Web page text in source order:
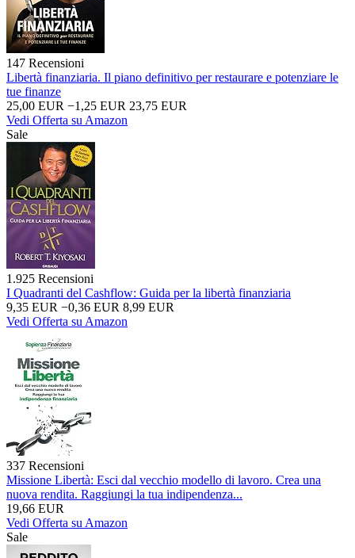
147 Recensioni
Libertà finanziaria. Il piano definitivo per restaurare e potenziare le
tue finanze
25,00 EUR −1,25 EUR 23,75 EUR
Vedi Offerta su Amazon
Sale
1.925 Recensioni
I Quadranti del Cashflow: Guida per la libertà finanziaria
9,35 EUR −0,36 EUR 8,99 EUR
Vedi Offerta su Amazon
337 Recensioni
Missione Libertà: Esci dal vecchio modello di lavoro. Crea una
nuova rendita. Raggiungi la tua indipendenza...
19,66 EUR
Vedi Offerta su Amazon
Sale